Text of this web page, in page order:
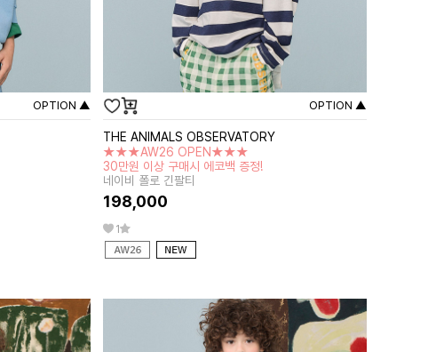
OPTION ▲ OPTION ▲
THE ANIMALS OBSERVATORY
★★★AW26 OPEN★★★
30만원 이상 구매시 에코백 증정!
네이비 폴로 긴팔티
198,000
1